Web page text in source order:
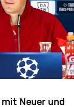
Neuer und